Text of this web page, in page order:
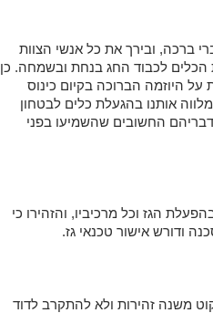
ברכה, ובירך את כל אנשי הצוות
לכבוד החג בנחת ובשמחה. כן
היוזמה הברוכה בקיום כינוס
אותנו בהגעלת כלים לבטחון
החשובים שהשמיעו בפני
הגז וכל מרכיביו, והזהירו כי
ודורש אישור טכנאי גז.
משנה זהירות ולא להתקרב לדוד